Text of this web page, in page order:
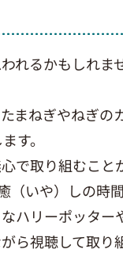
れるかもしれま
まねぎやねぎの
す。
で取り組むこと
（いや）しの時
ハリーポッター
ら視聴して取り